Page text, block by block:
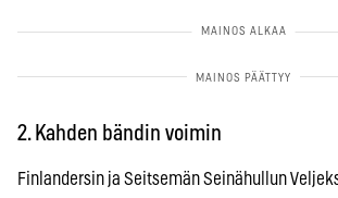
2. Kahden bändin voimin
Finlandersin ja Seitsemän Seinähullun